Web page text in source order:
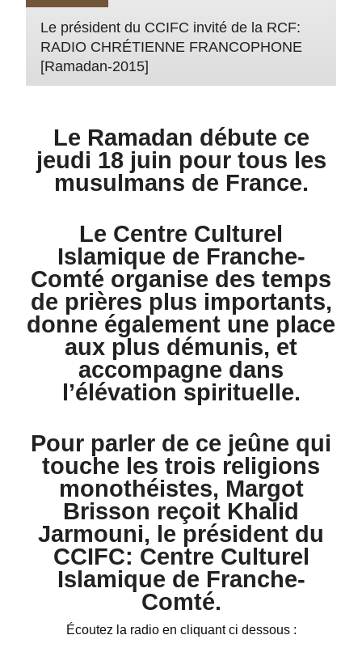
Le président du CCIFC invité de la RCF:
RADIO CHRÉTIENNE FRANCOPHONE
[Ramadan-2015]
Le Ramadan débute ce
jeudi 18 juin pour tous les
musulmans de France.
Le Centre Culturel
Islamique de Franche-
Comté organise des temps
de prières plus importants,
donne également une place
aux plus démunis, et
accompagne dans
l’élévation spirituelle.
Pour parler de ce jeûne qui
touche les trois religions
monothéistes, Margot
Brisson reçoit Khalid
Jarmouni, le président du
CCIFC: Centre Culturel
Islamique de Franche-
Comté.
Écoutez la radio en cliquant ci dessous :